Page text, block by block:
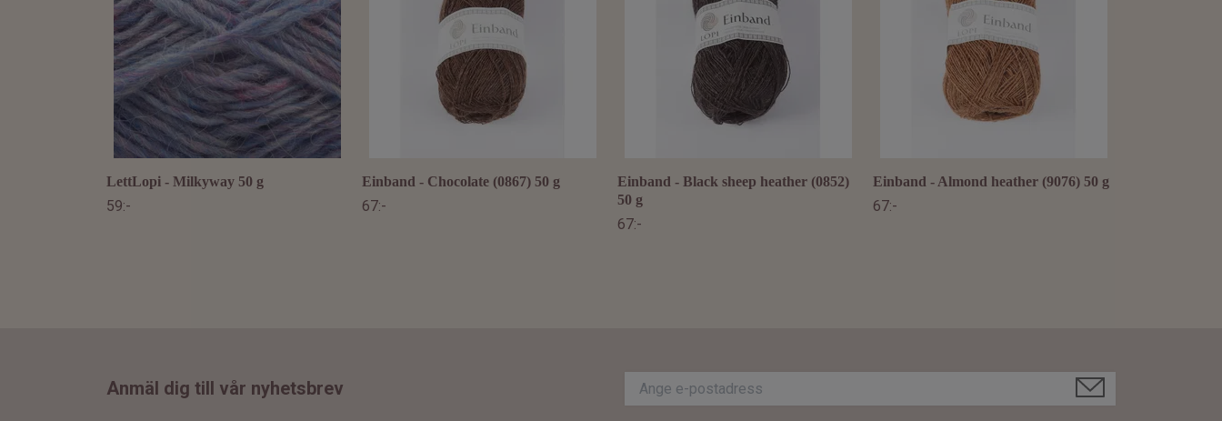
LettLopi - Milkyway 50 g
59:-
Einband - Chocolate (0867) 50 g
67:-
Einband - Black sheep heather (0852)
50 g
67:-
Einband - Almond heather (9076) 50 g
67:-
Anmäl dig till vår nyhetsbrev